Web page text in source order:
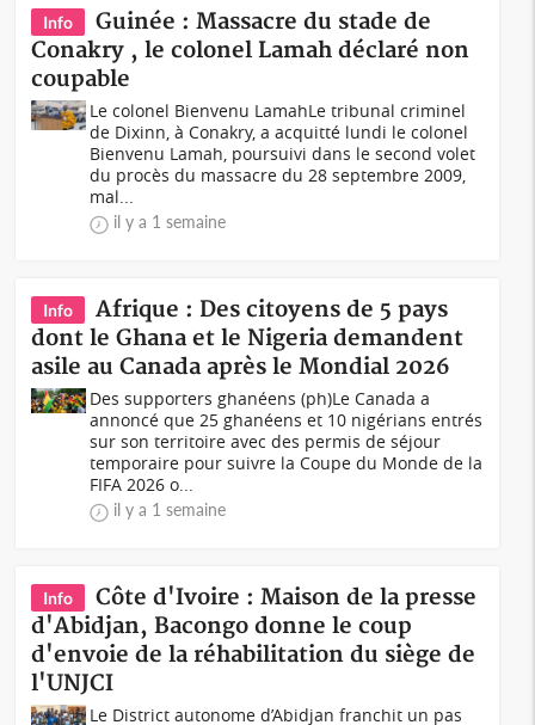
Info
Guinée : Massacre du stade de
Conakry , le colonel Lamah déclaré non
coupable
Le colonel Bienvenu LamahLe tribunal criminel
de Dixinn, à Conakry, a acquitté lundi le colonel
Bienvenu Lamah, poursuivi dans le second volet
du procès du massacre du 28 septembre 2009,
mal...
il y a 1 semaine
Info
Afrique : Des citoyens de 5 pays
dont le Ghana et le Nigeria demandent
asile au Canada après le Mondial 2026
Des supporters ghanéens (ph)Le Canada a
annoncé que 25 ghanéens et 10 nigérians entrés
sur son territoire avec des permis de séjour
temporaire pour suivre la Coupe du Monde de la
FIFA 2026 o...
il y a 1 semaine
Info
Côte d'Ivoire : Maison de la presse
d'Abidjan, Bacongo donne le coup
d'envoie de la réhabilitation du siège de
l'UNJCI
Le District autonome d’Abidjan franchit un pas